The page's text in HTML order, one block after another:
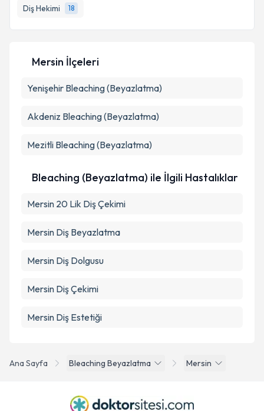
Diş Hekimi
18
E-posta Adresiniz
Metni'ni okudum ve kişisel verilerimin belirtilen
Ana Sayfa Bleaching Beyazlatma Mersin
Mersin İlçeleri
Yenişehir Bleaching (Beyazlatma)
Akdeniz Bleaching (Beyazlatma)
Mezitli Bleaching (Beyazlatma)
Bleaching (Beyazlatma) ile İlgili Hastalıklar
Mersin 20 Lik Diş Çekimi
Mersin Diş Beyazlatma
Mersin Diş Dolgusu
Mersin Diş Çekimi
Mersin Diş Estetiği